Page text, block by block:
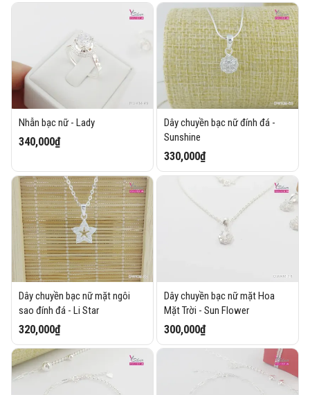
Nhẫn bạc nữ - Lady
340,000₫
Dây chuyền bạc nữ đính đá -
Sunshine
330,000₫
Dây chuyền bạc nữ mặt ngôi
sao đính đá - Li Star
320,000₫
Dây chuyền bạc nữ mặt Hoa
Mặt Trời - Sun Flower
300,000₫